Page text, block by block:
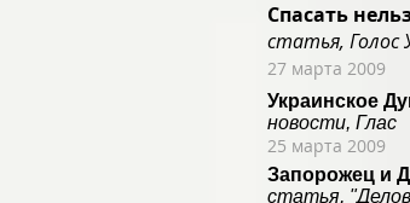
Спасать
статья, Голос
27 марта 2009
Украинское
новости, Глас
25 марта 2009
Запорожец и
статья,